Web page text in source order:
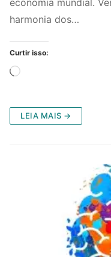
harmonia dos…
Curtir isso:
Carregando...
LEIA MAIS →